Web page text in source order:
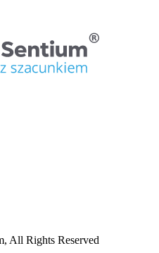
All Rights Reserved